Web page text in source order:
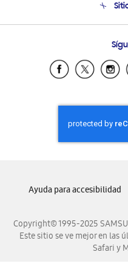
Copyright© 1995-2025
Este sitio se ve mejor en las
Safari y
Ayuda para accesibilidad